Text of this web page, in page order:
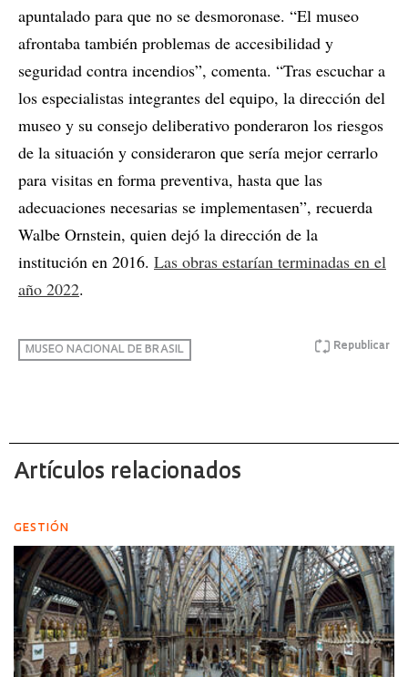
apuntalado para que no se desmoronase. “El museo
afrontaba también problemas de accesibilidad y
seguridad contra incendios”, comenta. “Tras escuchar a
los especialistas integrantes del equipo, la dirección del
museo y su consejo deliberativo ponderaron los riesgos
de la situación y consideraron que sería mejor cerrarlo
para visitas en forma preventiva, hasta que las
adecuaciones necesarias se implementasen”, recuerda
Walbe Ornstein, quien dejó la dirección de la
institución en 2016. Las obras estarían terminadas en el
año 2022.
Republicar
MUSEO NACIONAL DE BRASIL